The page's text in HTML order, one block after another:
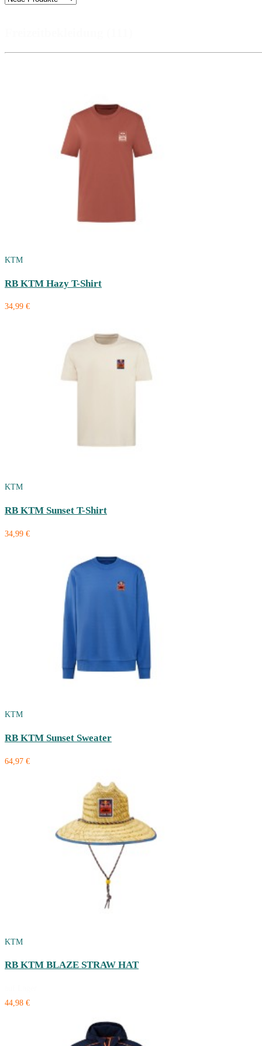
KTM
RB KTM Hazy T-Shirt
34,99 €
KTM
RB KTM Sunset T-Shirt
34,99 €
KTM
RB KTM Sunset Sweater
64,97 €
KTM
RB KTM BLAZE STRAW HAT
44,98 €